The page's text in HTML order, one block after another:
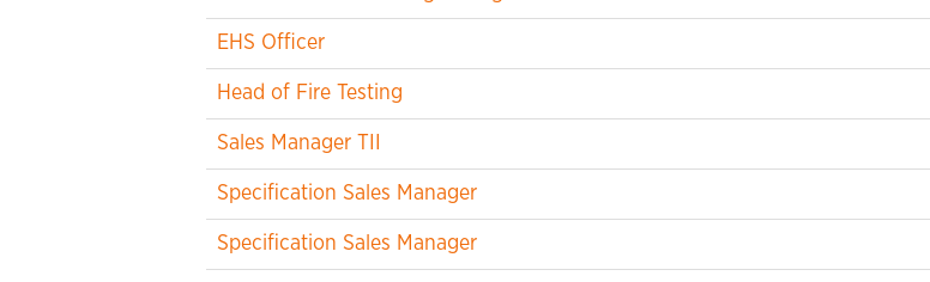
EHS Officer
Head of Fire Testing
Sales Manager TII
Specification Sales Manager
Specification Sales Manager